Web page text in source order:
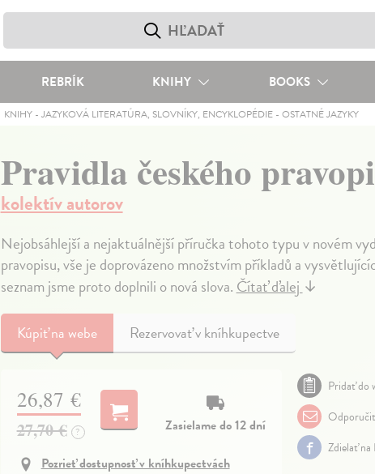
REBRÍK KNIHY BOOKS
KNIHY- JAZYKOVÁ LITERATÚRA, SLOVNÍKY, ENCYKLOPÉDIE- OSTATNÉ JAZYKY
Pravidla českého
kolektív autorov
Nejobsáhlejší a nejaktuálnější příručka tohoto typu v novém
pravopisu, vše je doprovázeno množstvím příkladů a
seznam jsme proto doplnili o nová slova.Čítať ďalej↓
Kúpiťna webe Rezervovať v kníhkupectve
26,87 €
27,70 € ?
Zasielame do 12 dní
Pozrieť dostupnosť v kníhkupectvách
Pridať do
Zdielať na